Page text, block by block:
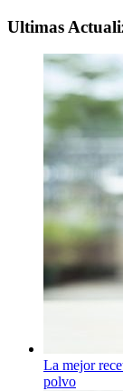
Ultimas
La mejor
polvo